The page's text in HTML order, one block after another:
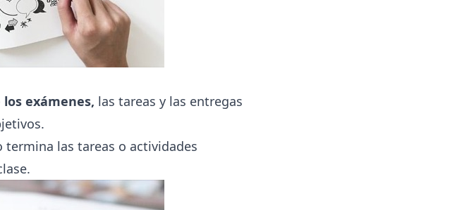
exámenes, las tareas y las entregas
las tareas o actividades